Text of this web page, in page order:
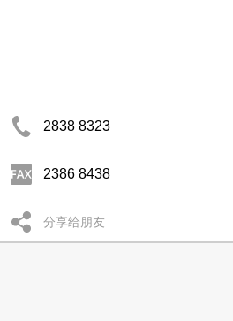
2838 8323
2386 8438
分享给朋友